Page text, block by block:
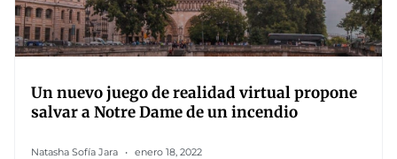
Un nuevo juego de realidad virtual propone
salvar a Notre Dame de un incendio
Natasha Sofía Jara enero 18, 2022